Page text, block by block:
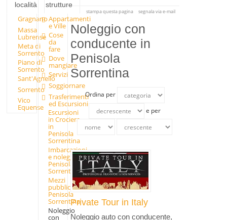
località
Gragnano
Massa
Lubrense
Meta di
Sorrento
Piano di
Sorrento
Sant'Agnello
Sorrento
Vico
Equense
strutture
Appartamenti
e Ville
Cose
da
fare
Dove
mangiare
Servizi
Soggiornare
Trasferimenti
ed Escursioni
Escursioni
in Crociera
in
Penisola
Sorrentina
Imbarcazioni
e noleggio in
Penisola
Sorrentina
Mezzi
pubblici in
Penisola
Sorrentina
Noleggio
con
stampa questa pagina segnala via e-mail
Noleggio con
conducente in
Penisola
Sorrentina
Ordina per
e per
Private Tour in Italy
Noleggio auto con conducente,